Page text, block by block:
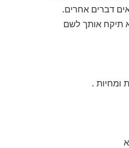
דברים אחרים.
תיקח אותך לשם
ומחיות .